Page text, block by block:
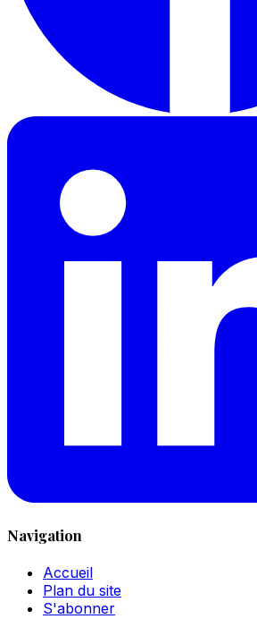
Navigation
Accueil
Plan du site
S'abonner